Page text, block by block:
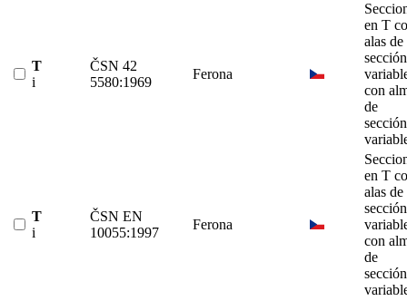
T
i
ČSN 42
5580:1969
Ferona
en T
alas de
sección
con
de
sección
T
i
ČSN EN
10055:1997
Ferona
en T
alas de
sección
con
de
sección